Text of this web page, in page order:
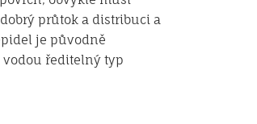
průtok a distribuci a
je původně
vodou ředitelný typ